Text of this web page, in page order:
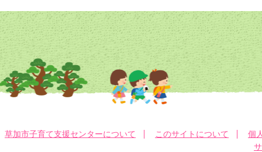
草加市子育て支援センターについて このサイトについて
個